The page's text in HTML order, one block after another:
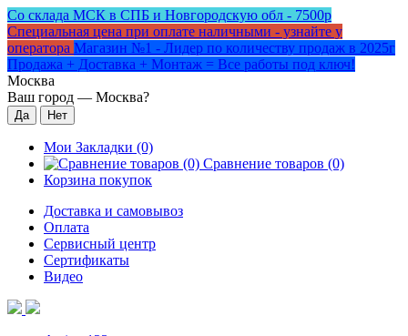
Со склада МСК в СПБ и Новгородскую обл - 7500р
Специальная цена при оплате наличными - узнайте у
оператора Магазин №1 - Лидер по количеству продаж в 2025г
Продажа + Доставка + Монтаж = Все работы под ключ!
Москва
Ваш город — Москва?
Мои Закладки (0)
Сравнение товаров (0)
Корзина покупок
Доставка и самовывоз
Оплата
Сервисный центр
Сертификаты
Видео